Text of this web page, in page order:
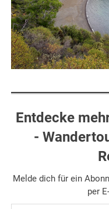
Entdecke
-
Melde dich für ein
per
Gib deine E-Mail-Adresse ein ...